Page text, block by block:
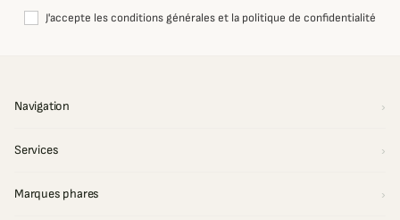
J'accepte les conditions générales et la politique de confidentialité
Navigation
Services
Marques phares